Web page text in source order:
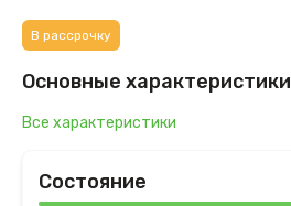
В рассрочку
Основные характеристики
Все характеристики
Состояние